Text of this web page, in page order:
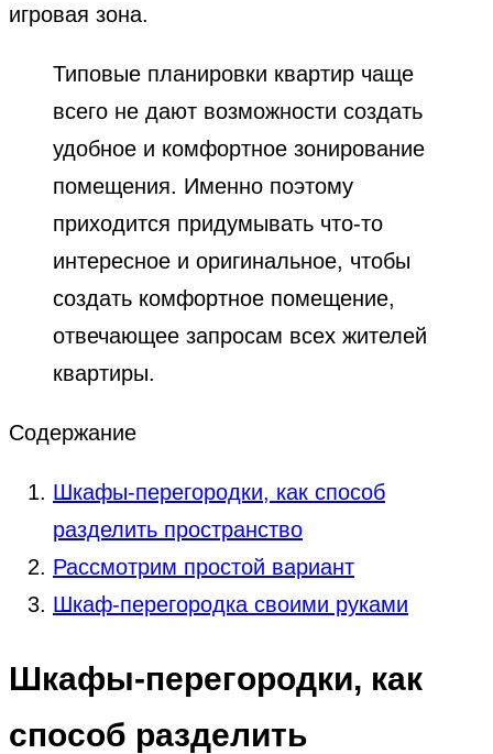
игровая зона.
Типовые планировки квартир чаще
всего не дают возможности создать
удобное и комфортное зонирование
помещения. Именно поэтому
приходится придумывать что-то
интересное и оригинальное, чтобы
создать комфортное помещение,
отвечающее запросам всех жителей
квартиры.
Содержание
Шкафы-перегородки, как способ
разделить пространство
Рассмотрим простой вариант
Шкаф-перегородка своими руками
Шкафы-перегородки, как
способ разделить